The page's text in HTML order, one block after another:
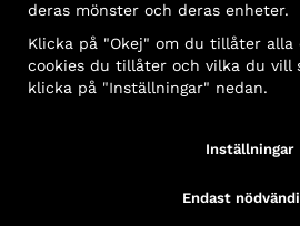
Delbetalning
deras mönster och deras enheter.
Klicka på "Okej" om du tillåter alla
cookies du tillåter och vilka du vill
klicka på "Inställningar" nedan.
Inställningar
Endast